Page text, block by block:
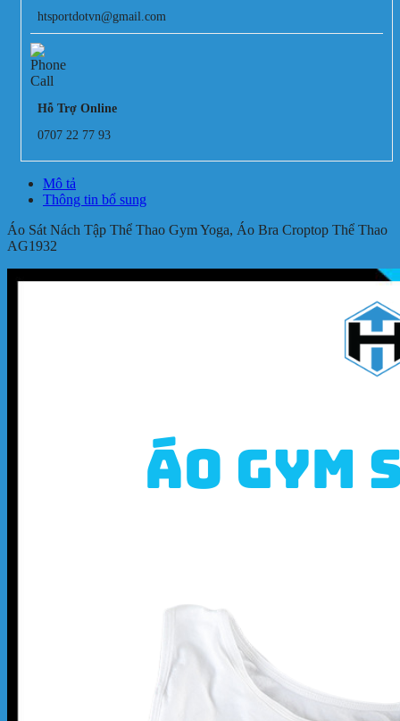
htsportdotvn@gmail.com
Hỗ Trợ Online
0707 22 77 93
Mô tả
Thông tin bổ sung
Áo Sát Nách Tập Thể Thao Gym Yoga, Áo Bra Croptop Thể Thao
AG1932